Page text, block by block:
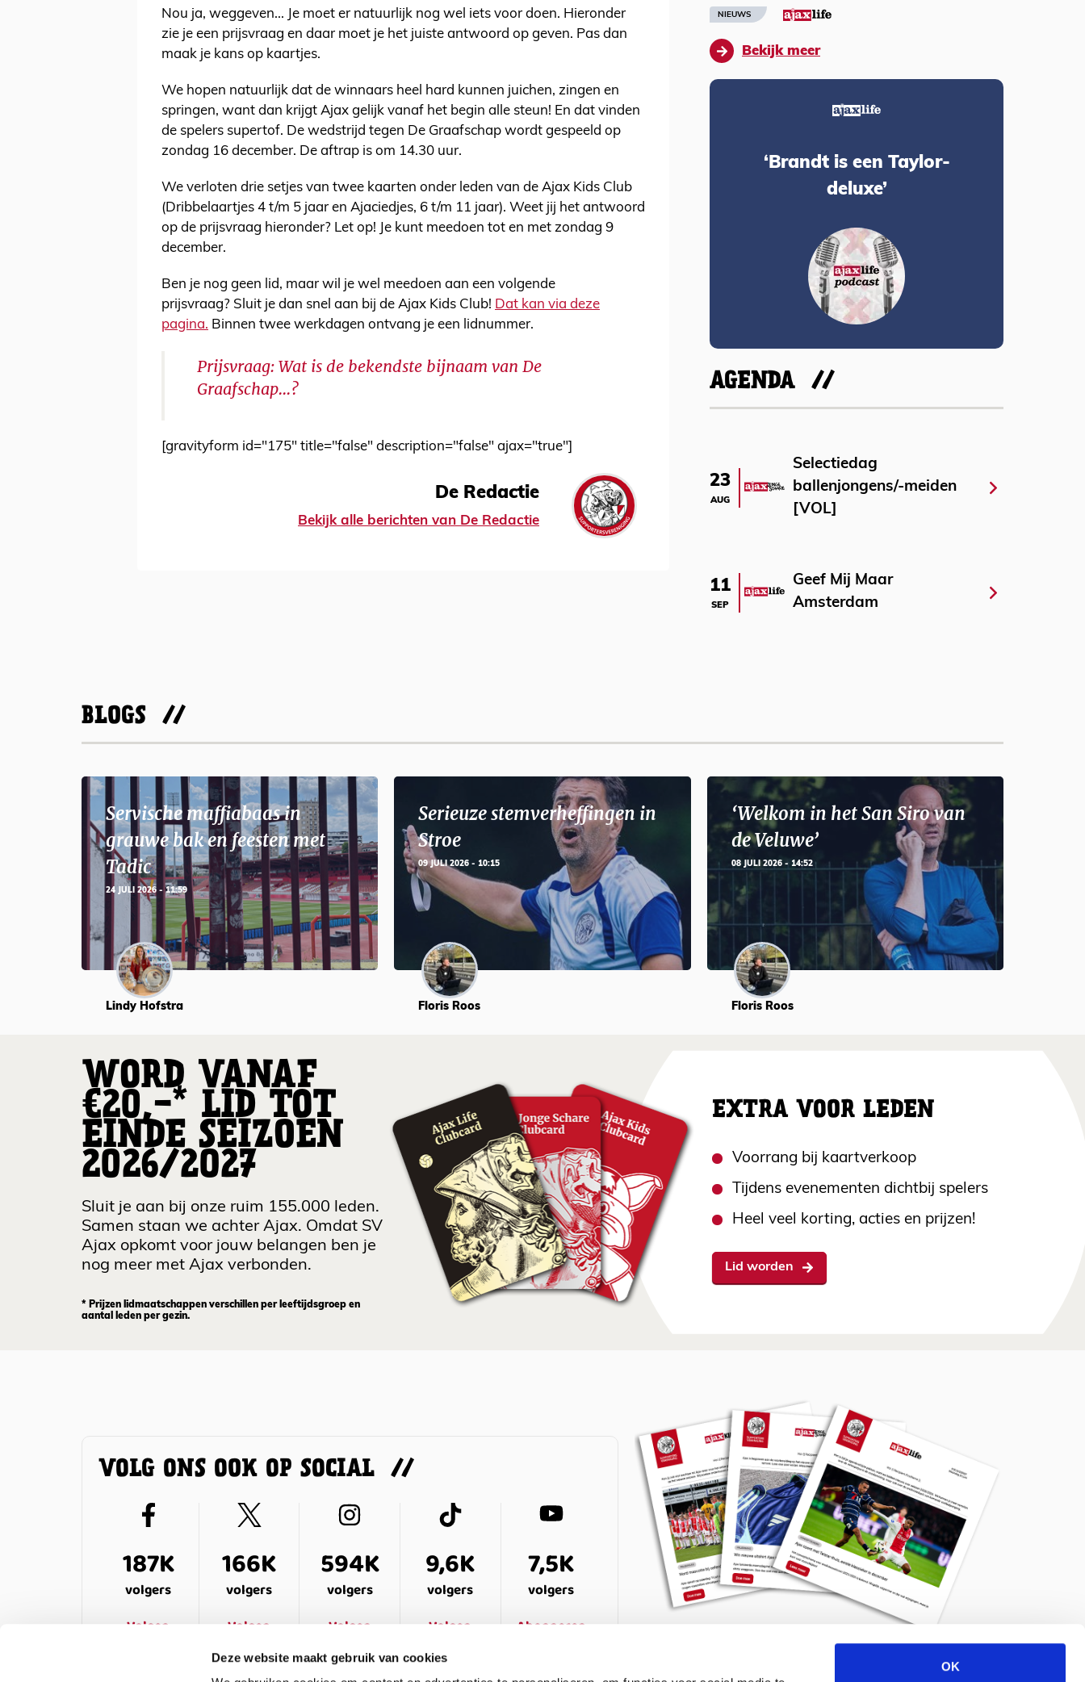
Deze website maakt gebruik van cookies
OK
Nou ja, weggeven... Je moet er natuurlijk nog wel iets voor doen. Hieronder
zie je een prijsvraag en daar moet je het juiste antwoord op geven. Pas dan
maak je kans op kaartjes.
We hopen natuurlijk dat de winnaars heel hard kunnen juichen, zingen en
springen, want dan krijgt Ajax gelijk vanaf het begin alle steun! En dat vinden
de spelers supertof. De wedstrijd tegen De Graafschap wordt gespeeld op
zondag 16 december. De aftrap is om 14.30 uur.
We verloten drie setjes van twee kaarten onder leden van de Ajax Kids Club
(Dribbelaartjes 4 t/m 5 jaar en Ajaciedjes, 6 t/m 11 jaar). Weet jij het antwoord
op de prijsvraag hieronder? Let op! Je kunt meedoen tot en met zondag 9
december.
Ben je nog geen lid, maar wil je wel meedoen aan een volgende
prijsvraag? Sluit je dan snel aan bij de Ajax Kids Club! Dat kan via deze
pagina. Binnen twee werkdagen ontvang je een lidnummer.
Prijsvraag: Wat is de bekendste bijnaam van De
Graafschap...?
[gravityform id="175" title="false" description="false" ajax="true"]
De Redactie
Bekijk alle berichten van De Redactie
NIEUWS
Bekijk meer
‘Brandt is een Taylor-
deluxe’
AGENDA
23
AUG
Selectiedag
ballenjongens/-meiden
[VOL]
11
SEP
Geef Mij Maar
Amsterdam
BLOGS
Servische maffiabaas in
grauwe bak en feesten met
Tadic
24 JULI 2026 - 11:59
Lindy Hofstra
Serieuze stemverheffingen in
Stroe
09 JULI 2026 - 10:15
Floris Roos
‘Welkom in het San Siro van
de Veluwe’
08 JULI 2026 - 14:52
Floris Roos
WORD VANAF
€20,-* LID TOT
EINDE SEIZOEN
2026/2027
Sluit je aan bij onze ruim 155.000 leden.
Samen staan we achter Ajax. Omdat SV
Ajax opkomt voor jouw belangen ben je
nog meer met Ajax verbonden.
* Prijzen lidmaatschappen verschillen per leeftijdsgroep en
aantal leden per gezin.
EXTRA VOOR LEDEN
Voorrang bij kaartverkoop
Tijdens evenementen dichtbij spelers
Heel veel korting, acties en prijzen!
Lid worden
VOLG ONS OOK OP SOCIAL
187K
volgers
Volgen
166K
volgers
Volgen
594K
volgers
Volgen
9,6K
volgers
Volgen
7,5K
volgers
Abonneren
Meld je aan voor de nieuwsbrief